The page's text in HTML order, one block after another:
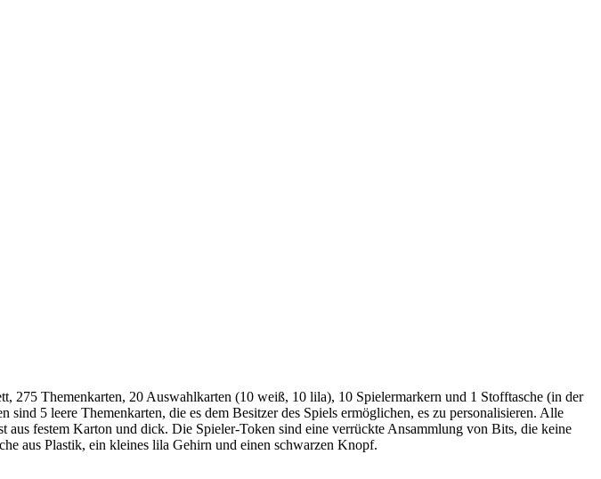
275 Themenkarten, 20 Auswahlkarten (10 weiß, 10 lila), 10 Spielermarkern und 1 Stofftasche (in der
5 leere Themenkarten, die es dem Besitzer des Spiels ermöglichen, es zu personalisieren. Alle
festem Karton und dick. Die Spieler-Token sind eine verrückte Ansammlung von Bits, die keine
aus Plastik, ein kleines lila Gehirn und einen schwarzen Knopf.